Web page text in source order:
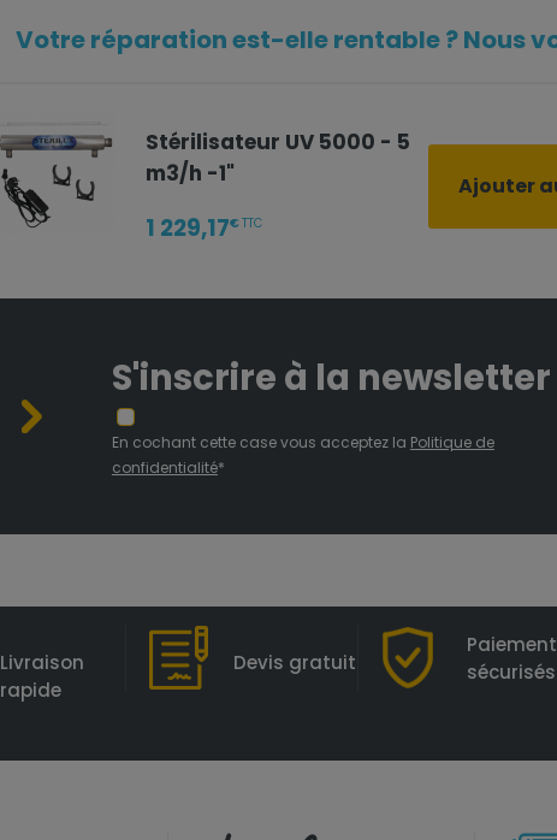
Votre réparation est-elle rentable ? Nous
Stérilisateur UV 5000 - 5
m3/h -1"
1 229,17€TTC
Ajouter
S'inscrire à la newsletter
En cochant cette case vous acceptez la Politique de
confidentialité*
Livraison
rapide
Devis gratuit
sécurisés